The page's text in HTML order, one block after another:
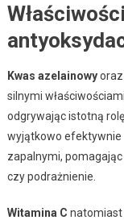
Kwas azelainowyoraz
silnymi
odgrywając istotną
wyjątkowo efektywnie
zapalnymi,
czy podrażnienie.
Witamina C natomiast